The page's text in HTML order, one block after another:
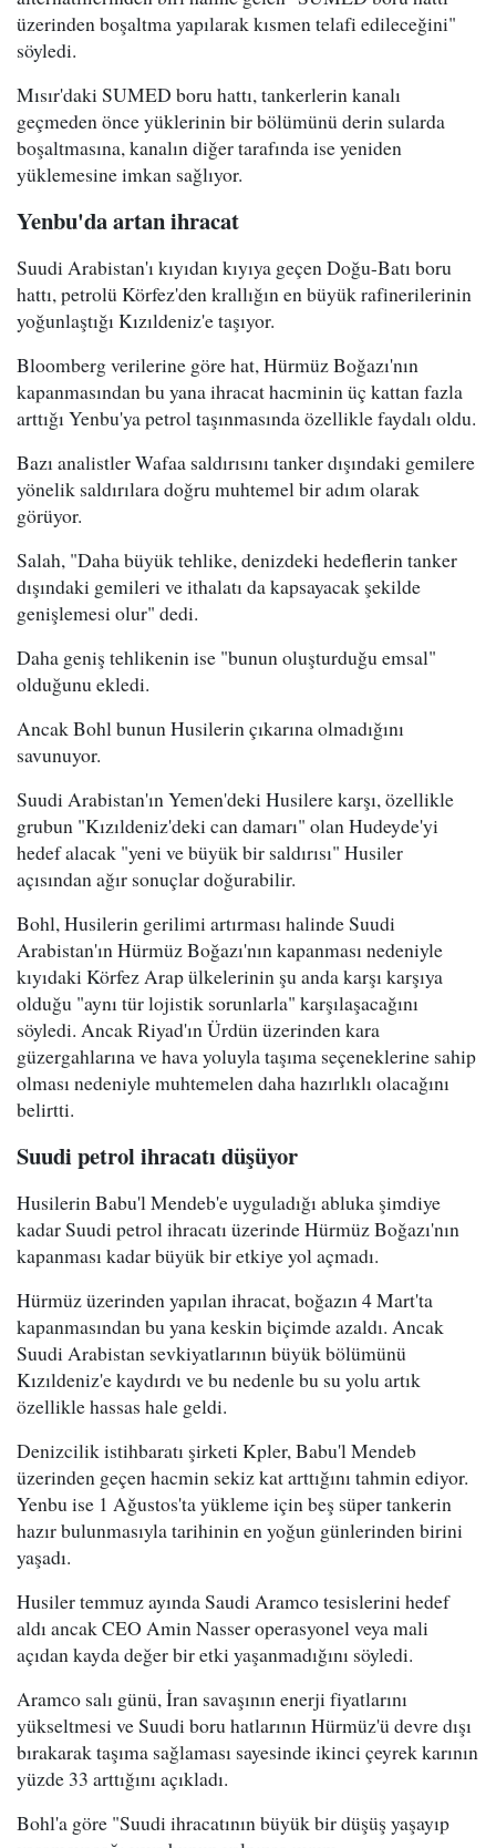
üzerinden boşaltma yapılarak kısmen telafi edileceğini"
söyledi.
Mısır'daki SUMED boru hattı, tankerlerin kanalı
geçmeden önce yüklerinin bir bölümünü derin sularda
boşaltmasına, kanalın diğer tarafında ise yeniden
yüklemesine imkan sağlıyor.
Yenbu'da artan ihracat
Suudi Arabistan'ı kıyıdan kıyıya geçen Doğu-Batı boru
hattı, petrolü Körfez'den krallığın en büyük rafinerilerinin
yoğunlaştığı Kızıldeniz'e taşıyor.
Bloomberg verilerine göre hat, Hürmüz Boğazı'nın
kapanmasından bu yana ihracat hacminin üç kattan fazla
arttığı Yenbu'ya petrol taşınmasında özellikle faydalı oldu.
Bazı analistler Wafaa saldırısını tanker dışındaki gemilere
yönelik saldırılara doğru muhtemel bir adım olarak
görüyor.
Salah, "Daha büyük tehlike, denizdeki hedeflerin tanker
dışındaki gemileri ve ithalatı da kapsayacak şekilde
genişlemesi olur" dedi.
Daha geniş tehlikenin ise "bunun oluşturduğu emsal"
olduğunu ekledi.
Ancak Bohl bunun Husilerin çıkarına olmadığını
savunuyor.
Suudi Arabistan'ın Yemen'deki Husilere karşı, özellikle
grubun "Kızıldeniz'deki can damarı" olan Hudeyde'yi
hedef alacak "yeni ve büyük bir saldırısı" Husiler
açısından ağır sonuçlar doğurabilir.
Bohl, Husilerin gerilimi artırması halinde Suudi
Arabistan'ın Hürmüz Boğazı'nın kapanması nedeniyle
kıyıdaki Körfez Arap ülkelerinin şu anda karşı karşıya
olduğu "aynı tür lojistik sorunlarla" karşılaşacağını
söyledi. Ancak Riyad'ın Ürdün üzerinden kara
güzergahlarına ve hava yoluyla taşıma seçeneklerine sahip
olması nedeniyle muhtemelen daha hazırlıklı olacağını
belirtti.
Suudi petrol ihracatı düşüyor
Husilerin Babu'l Mendeb'e uyguladığı abluka şimdiye
kadar Suudi petrol ihracatı üzerinde Hürmüz Boğazı'nın
kapanması kadar büyük bir etkiye yol açmadı.
Hürmüz üzerinden yapılan ihracat, boğazın 4 Mart'ta
kapanmasından bu yana keskin biçimde azaldı. Ancak
Suudi Arabistan sevkiyatlarının büyük bölümünü
Kızıldeniz'e kaydırdı ve bu nedenle bu su yolu artık
özellikle hassas hale geldi.
Denizcilik istihbaratı şirketi Kpler, Babu'l Mendeb
üzerinden geçen hacmin sekiz kat arttığını tahmin ediyor.
Yenbu ise 1 Ağustos'ta yükleme için beş süper tankerin
hazır bulunmasıyla tarihinin en yoğun günlerinden birini
yaşadı.
Husiler temmuz ayında Saudi Aramco tesislerini hedef
aldı ancak CEO Amin Nasser operasyonel veya mali
açıdan kayda değer bir etki yaşanmadığını söyledi.
Aramco salı günü, İran savaşının enerji fiyatlarını
yükseltmesi ve Suudi boru hatlarının Hürmüz'ü devre dışı
bırakarak taşıma sağlaması sayesinde ikinci çeyrek karının
yüzde 33 arttığını açıkladı.
Bohl'a göre "Suudi ihracatının büyük bir düşüş yaşayıp